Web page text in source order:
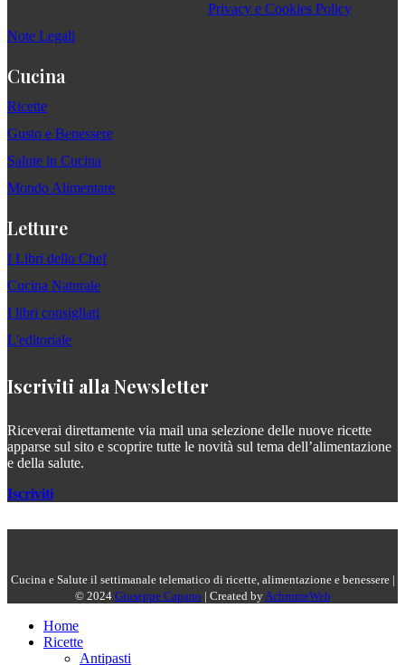
Privacy e Cookies Policy
Note Legali
Cucina
Ricette
Gusto e Benessere
Salute in Cucina
Mondo Alimentare
Letture
I Libri dello Chef
Cucina Naturale
I libri consigliati
L'editoriale
Iscriviti alla Newsletter
Riceverai direttamente via mail una selezione delle nuove ricette
apparse sul sito e scoprire tutte le novità sul tema dell’alimentazione
e della salute.
Iscriviti
Cucina e Salute il settimanale telematico di ricette, alimentazione e benessere |
© 2024 Giuseppe Capano | Created by AchromeWeb
Home
Ricette
Antipasti